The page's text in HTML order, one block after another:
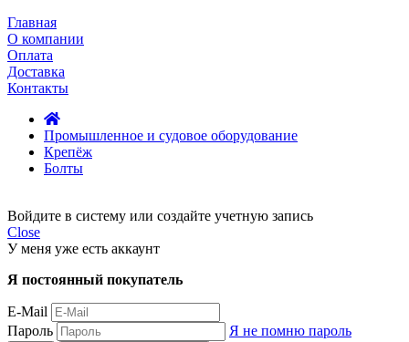
Главная
О компании
Оплата
Доставка
Контакты
Промышленное и судовое оборудование
Крепёж
Болты
Войдите в систему или создайте учетную запись
Close
У меня уже есть аккаунт
Я постоянный покупатель
E-Mail
Пароль
Я не помню пароль